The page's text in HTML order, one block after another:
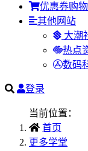
优惠券购物
其他网站
大潮
热点
数码
登录
当前位置：
首页
更多学堂